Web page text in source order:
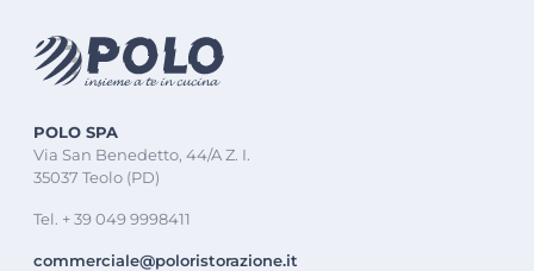
POLO SPA
Via San Benedetto, 44/A Z. I.
35037 Teolo (PD)
Tel. + 39 049 9998411
commerciale@poloristorazione.it